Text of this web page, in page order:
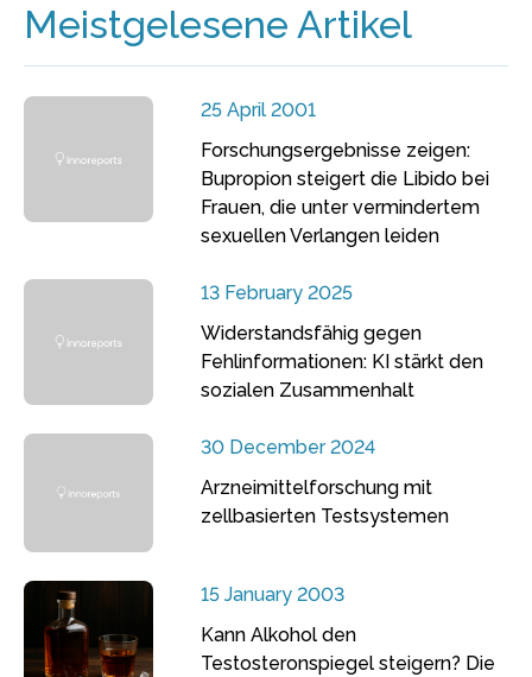
Meistgelesene Artikel
25 April 2001
Forschungsergebnisse zeigen:
Bupropion steigert die Libido bei
Frauen, die unter vermindertem
sexuellen Verlangen leiden
13 February 2025
Widerstandsfähig gegen
Fehlinformationen: KI stärkt den
sozialen Zusammenhalt
30 December 2024
Arzneimittelforschung mit
zellbasierten Testsystemen
15 January 2003
Kann Alkohol den
Testosteronspiegel steigern? Die